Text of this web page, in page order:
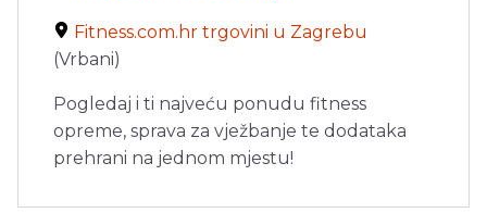
Fitness.com.hr trgovini u Zagrebu
(Vrbani)
Pogledaj i ti najveću ponudu fitness
opreme, sprava za vježbanje te dodataka
prehrani na jednom mjestu!